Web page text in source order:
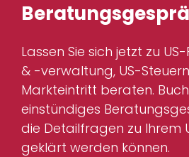
Lassen Sie sich jetzt zu
& -verwaltung, US-
Markteintritt beraten.
einstündiges
die Detailfragen zu Ihrem
geklärt werden können.